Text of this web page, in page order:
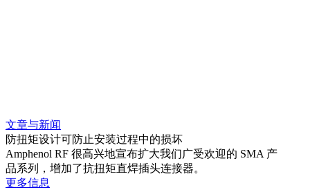
文章与新闻
防扭矩设计可防止安装过程中的损坏
Amphenol RF 很高兴地宣布扩大我们广受欢迎的 SMA 产
品系列，增加了抗扭矩直焊插头连接器。
更多信息